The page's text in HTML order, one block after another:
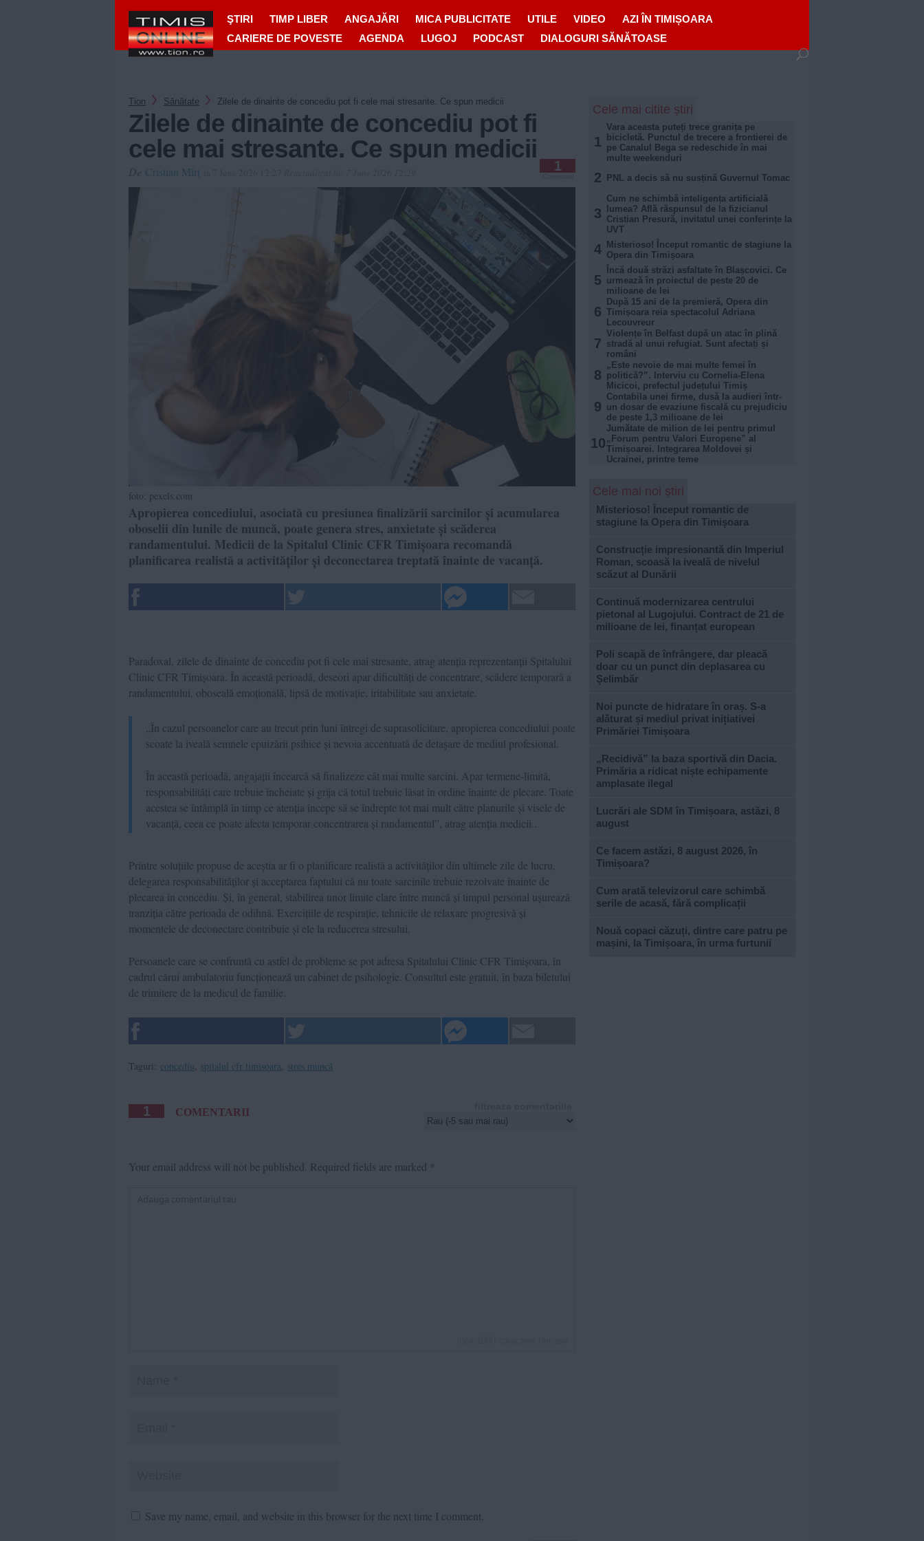
ŞTIRI TIMP LIBER ANGAJĂRI MICA PUBLICITATE UTILE VIDEO
AZI ÎN TIMIȘOARA
CARIERE DE POVESTE
AGENDA LUGOJ PODCAST DIALOGURI SĂNĂTOASE
Tion Sănătate Zilele de dinainte de concediu pot fi cele mai stresante. Ce spun medicii
Zilele de dinainte de concediu pot fi
cele mai stresante. Ce spun medicii
Cristian Mîrț 1
foto: pexels.com
Apropierea concediului, asociată cu presiunea finalizării sarcinilor și acumularea
oboselii din lunile de muncă, poate genera stres, anxietate și scăderea
randamentului. Medicii de la Spitalul Clinic CFR Timișoara recomandă
planificarea realistă a activităților și deconectarea treptată înainte de vacanță.
Paradoxal, zilele de dinainte de concediu pot fi cele mai stresante, atrag atenția reprezentanții Spitalului
Clinic CFR Timișoara. În această perioadă, deseori apar dificultăți de concentrare, scădere temporară a
randamentului, oboseală emoțională, lipsă de motivație, iritabilitate sau anxietate.
„În cazul persoanelor care au trecut prin luni întregi de suprasolicitare, apropierea concediului poate
scoate la iveală semnele epuizării psihice și nevoia accentuată de detașare de mediul profesional.
În această perioadă, angajații încearcă să finalizeze cât mai multe sarcini. Apar termene-limită,
responsabilități care trebuie încheiate și grija că totul trebuie lăsat în ordine înainte de plecare. Toate
acestea se întâmplă în timp ce atenția începe să se îndrepte tot mai mult către planurile și visele de
vacanță, ceea ce poate afecta temporar concentrarea și randamentul”, atrag atenția medicii..
Printre soluțiile propuse de aceștia ar fi o planificare realistă a activităților din ultimele zile de lucru,
delegarea responsabilităților și acceptarea faptului că nu toate sarcinile trebuie rezolvate înainte de
plecarea în concediu. Și, în general, stabilirea unor limite clare între muncă și timpul personal ușurează
tranziția către perioada de odihnă. Exercițiile de respirație, tehnicile de relaxare progresivă și
momentele de deconectare contribuie și ele la reducerea stresului.
Persoanele care se confruntă cu astfel de probleme se pot adresa Spitalului Clinic CFR Timișoara, în
cadrul cărui ambulatoriu funcționează un cabinet de psihologie. Consultul este gratuit, în baza biletului
de trimitere de la medicul de familie.
Taguri: concediu spitalul cfr timisoara stres muncă
1 COMENTARII
Your email address will not be published. Required fields are marked *
Save my name, email, and website in this browser for the next time I comment.
Cele mai citite știri
1
Vara aceasta puteți trece granița pe
bicicletă. Punctul de trecere a frontierei de
pe Canalul Bega se redeschide în mai
multe weekenduri
2 PNL a decis să nu susțină Guvernul Tomac
3
Cum ne schimbă inteligența artificială
lumea? Află răspunsul de la fizicianul
Cristian Presură, invitatul unei conferințe la
UVT
4
Misterioso! Început romantic de stagiune la
Opera din Timișoara
5
Încă două străzi asfaltate în Blașcovici. Ce
urmează în proiectul de peste 20 de
milioane de lei
6
După 15 ani de la premieră, Opera din
Timișoara reia spectacolul Adriana
Lecouvreur
7
Violențe în Belfast după un atac în plină
stradă al unui refugiat. Sunt afectați și
români
8
„Este nevoie de mai multe femei în
politică?”. Interviu cu Cornelia-Elena
Micicoi, prefectul județului Timiș
9
Contabila unei firme, dusă la audieri într-
un dosar de evaziune fiscală cu prejudiciu
de peste 1,3 milioane de lei
10
Jumătate de milion de lei pentru primul
„Forum pentru Valori Europene” al
Timișoarei. Integrarea Moldovei și
Ucrainei, printre teme
Cele mai noi știri
Misterioso! Început romantic de
stagiune la Opera din Timișoara
Construcție impresionantă din Imperiul
Roman, scoasă la iveală de nivelul
scăzut al Dunării
Continuă modernizarea centrului
pietonal al Lugojului. Contract de 21 de
milioane de lei, finanțat european
Poli scapă de înfrângere, dar pleacă
doar cu un punct din deplasarea cu
Șelimbăr
Noi puncte de hidratare în oraș. S-a
alăturat și mediul privat inițiativei
Primăriei Timișoara
„Recidivă” la baza sportivă din Dacia.
Primăria a ridicat niște echipamente
amplasate ilegal
Lucrări ale SDM în Timișoara, astăzi, 8
august
Ce facem astăzi, 8 august 2026, în
Timișoara?
Cum arată televizorul care schimbă
serile de acasă, fără complicații
Nouă copaci căzuți, dintre care patru pe
mașini, la Timișoara, în urma furtunii